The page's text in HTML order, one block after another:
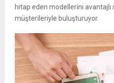
hitap eden modellerini avantajlı
müşterileriyle buluşturuyor.